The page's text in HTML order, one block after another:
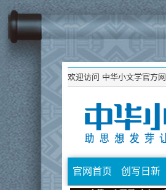
欢迎访问 中华小文学官方
官网首页 创写日新